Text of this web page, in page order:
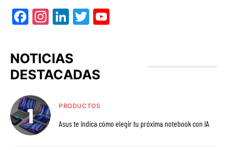
Facebook
Instagram
LinkedIn
Twitter
NOTICIAS
DESTACADAS
PRODUCTOS
Asus te indica cómo elegir tu próxima notebook con IA